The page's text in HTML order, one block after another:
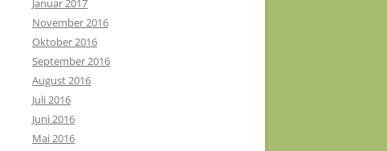
Januar 2017
November 2016
Oktober 2016
September 2016
August 2016
Juli 2016
Juni 2016
Mai 2016